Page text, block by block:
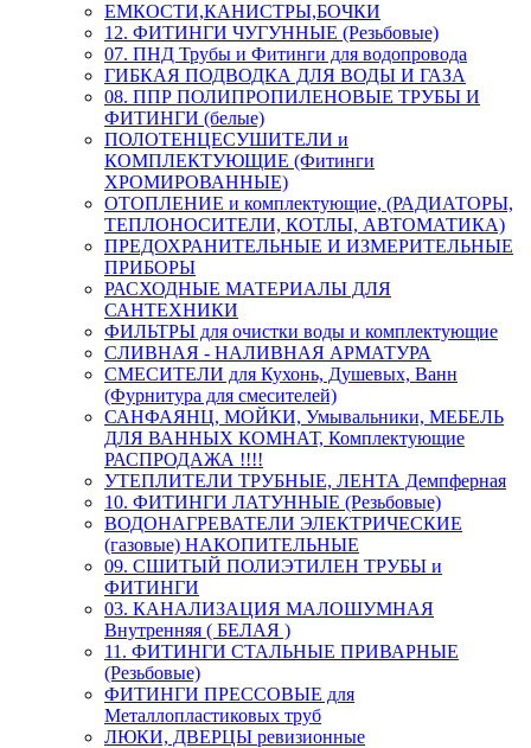
ЕМКОСТИ,КАНИСТРЫ,БОЧКИ
12. ФИТИНГИ ЧУГУННЫЕ (Резьбовые)
07. ПНД Трубы и Фитинги для водопровода
ГИБКАЯ ПОДВОДКА ДЛЯ ВОДЫ И ГАЗА
08. ППР ПОЛИПРОПИЛЕНОВЫЕ ТРУБЫ И
ФИТИНГИ (белые)
ПОЛОТЕНЦЕСУШИТЕЛИ и
КОМПЛЕКТУЮЩИЕ (Фитинги
ХРОМИРОВАННЫЕ)
ОТОПЛЕНИЕ и комплектующие, (РАДИАТОРЫ,
ТЕПЛОНОСИТЕЛИ, КОТЛЫ, АВТОМАТИКА)
ПРЕДОХРАНИТЕЛЬНЫЕ И ИЗМЕРИТЕЛЬНЫЕ
ПРИБОРЫ
РАСХОДНЫЕ МАТЕРИАЛЫ ДЛЯ
САНТЕХНИКИ
ФИЛЬТРЫ для очистки воды и комплектующие
СЛИВНАЯ - НАЛИВНАЯ АРМАТУРА
СМЕСИТЕЛИ для Кухонь, Душевых, Ванн
(Фурнитура для смесителей)
САНФАЯНЦ, МОЙКИ, Умывальники, МЕБЕЛЬ
ДЛЯ ВАННЫХ КОМНАТ, Комплектующие
РАСПРОДАЖА !!!!
УТЕПЛИТЕЛИ ТРУБНЫЕ, ЛЕНТА Демпферная
10. ФИТИНГИ ЛАТУННЫЕ (Резьбовые)
ВОДОНАГРЕВАТЕЛИ ЭЛЕКТРИЧЕСКИЕ
(газовые) НАКОПИТЕЛЬНЫЕ
09. СШИТЫЙ ПОЛИЭТИЛЕН ТРУБЫ и
ФИТИНГИ
03. КАНАЛИЗАЦИЯ МАЛОШУМНАЯ
Внутренняя ( БЕЛАЯ )
11. ФИТИНГИ СТАЛЬНЫЕ ПРИВАРНЫЕ
(Резьбовые)
ФИТИНГИ ПРЕССОВЫЕ для
Металлопластиковых труб
ЛЮКИ, ДВЕРЦЫ ревизионные